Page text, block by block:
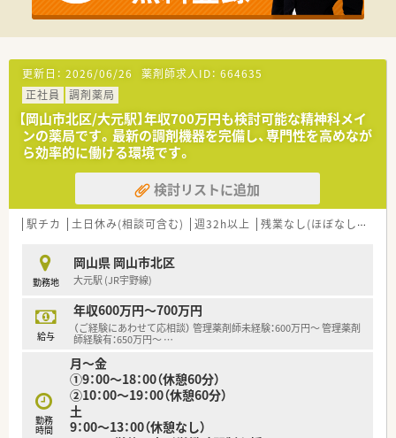
【こんな方が活躍中】
■多職種とのコミュニケーションを円滑に行い、周囲と協力しな
■小児科の患者様やご家族に対して、優しく丁寧な服薬指導や細
やかな気配りを行い信頼関係を築いている方です。
■車の運転が苦にならず、施設への訪問や往診同行などアクティ
ブに動く在宅業務にやりがいを感じている方です。
更新日： 2026/06/26 薬剤師求人ID： 664635
正社員
調剤薬局
【岡山市北区/大元駅】年収700万円も検討可能な精神科メイ
ンの薬局です。最新の調剤機器を完備し、専門性を高めなが
ら効率的に働ける環境です。
検討リストに追加
駅チカ 土日休み(相談可含む) 週32h以上 残業なし(ほぼなし含む)
勤務地
岡山県 岡山市北区
大元駅 (JR宇野線)
給与
年収600万円～700万円
（ご経験にあわせて応相談） 管理薬剤師未経験：600万円～ 管理薬剤
師経験有：650万円～…
勤務
時間
月～金
①9：00～18：00（休憩60分）
②10：00～19：00（休憩60分）
土
9：00～13：00（休憩なし）